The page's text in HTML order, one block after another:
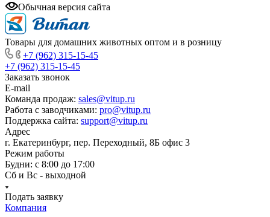
Обычная версия сайта
Товары для домашних животных оптом и в розницу
+7 (962) 315-15-45
+7 (962) 315-15-45
Заказать звонок
E-mail
Команда продаж: sales@vitup.ru
Работа с заводчиками: pro@vitup.ru
Поддержка сайта: support@vitup.ru
Адрес
г. Екатеринбург, пер. Переходный, 8Б офис 3
Режим работы
Будни: с 8:00 до 17:00
Сб и Вс - выходной
Подать заявку
Компания